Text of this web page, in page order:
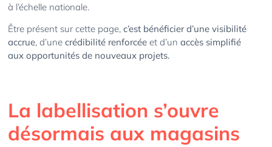
à l’échelle nationale.
Être présent sur cette page,c’est bénéficier d’une visibilité
accrue, d’unecrédibilité renforcéeet d’un accès simplifié
aux opportunités de nouveaux projets.
La labellisation s’ouvre
désormais aux magasins